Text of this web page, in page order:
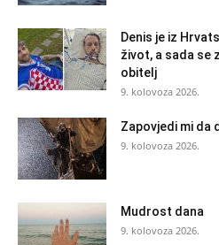
Denis je iz
život, a sada se
obitelj
9. kolovoza 2026.
Zapovjedi mi da
9. kolovoza 2026.
Mudrost dana
9. kolovoza 2026.